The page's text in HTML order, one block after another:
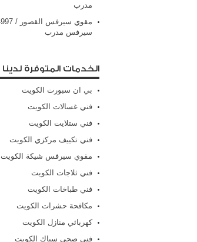
مدرب
سيرفس مدرب
الخدمات المتوفرة لدينا
بي ان سبورت الكويت
فني غسالات الكويت
فني ستلايت الكويت
فني تكييف مركزي الكويت
مقوي سيرفس شيكة الكويت
فني ثلاجات الكويت
فني طباخات الكويت
مكافحة حشرات الكويت
كهربائي منازل الكويت
فني صحي سباك الكويت